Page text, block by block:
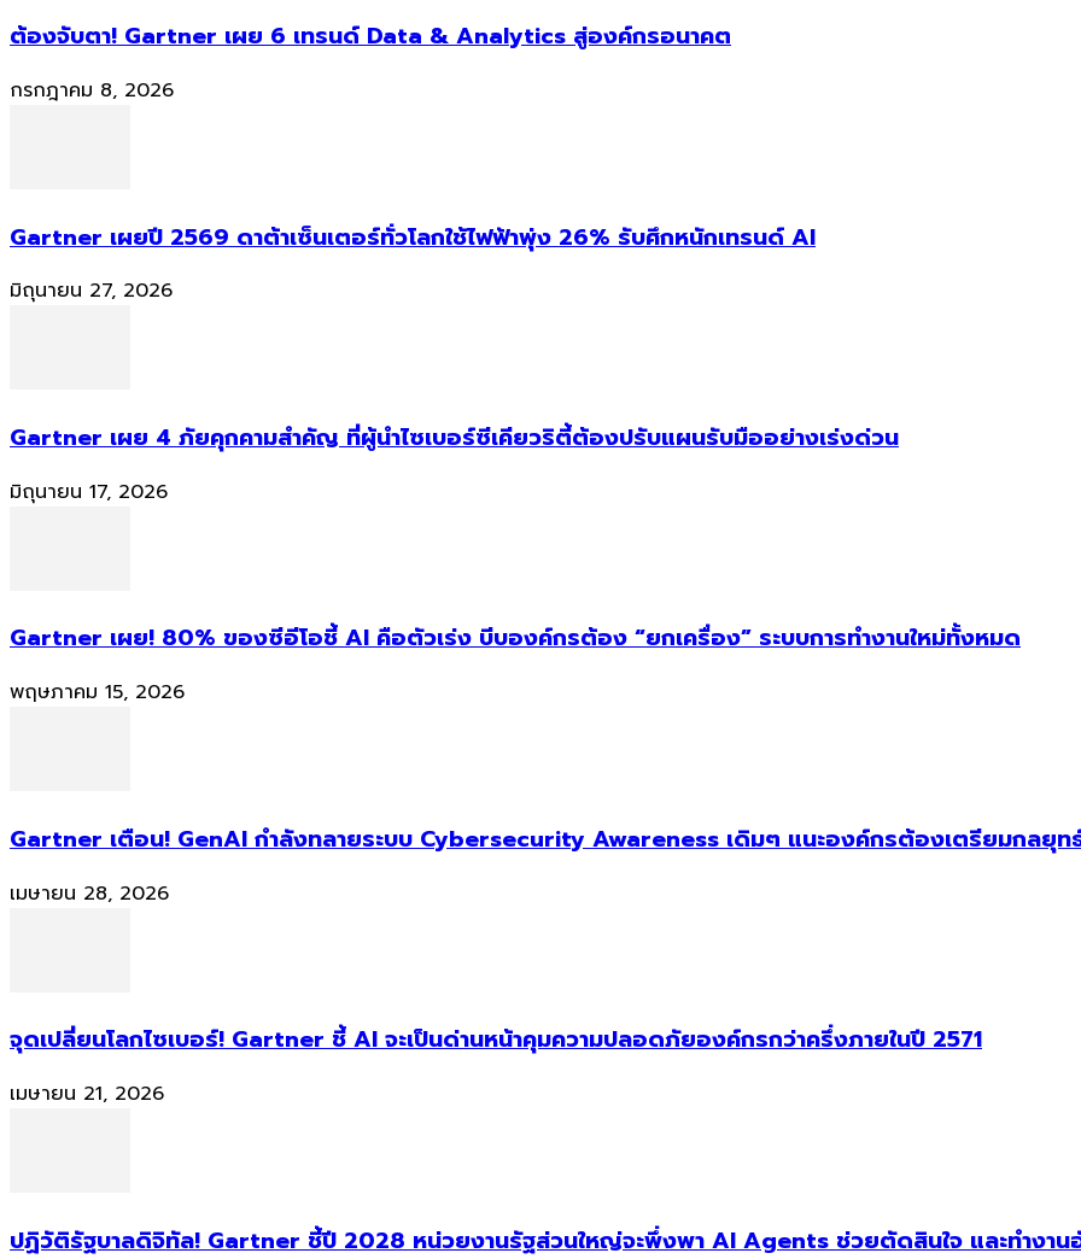
ต้องจับตา! Gartner เผย 6 เทรนด์ Data & Analytics สู่องค์กรอนาคต
กรกฎาคม 8, 2026
Gartner เผยปี 2569 ดาต้าเซ็นเตอร์ทั่วโลกใช้ไฟฟ้าพุ่ง 26% รับศึกหนักเทรนด์ AI
มิถุนายน 27, 2026
Gartner เผย 4 ภัยคุกคามสำคัญ ที่ผู้นำไซเบอร์ซีเคียวริตี้ต้องปรับแผนรับมืออย่างเร่งด่วน
มิถุนายน 17, 2026
Gartner เผย! 80% ของซีอีโอชี้ AI คือตัวเร่ง บีบองค์กรต้อง “ยกเครื่อง” ระบบการทำงานใหม่ทั้งหมด
พฤษภาคม 15, 2026
Gartner เตือน! GenAI กำลังทลายระบบ Cybersecurity Awareness เดิมๆ แนะองค์กรต้องเตรียมกลยุท
เมษายน 28, 2026
จุดเปลี่ยนโลกไซเบอร์! Gartner ชี้ AI จะเป็นด่านหน้าคุมความปลอดภัยองค์กรกว่าครึ่งภายในปี 2571
เมษายน 21, 2026
ปฏิวัติรัฐบาลดิจิทัล! Gartner ชี้ปี 2028 หน่วยงานรัฐส่วนใหญ่จะพึ่งพา AI Agents ช่วยตัดสินใจ และทำงาน